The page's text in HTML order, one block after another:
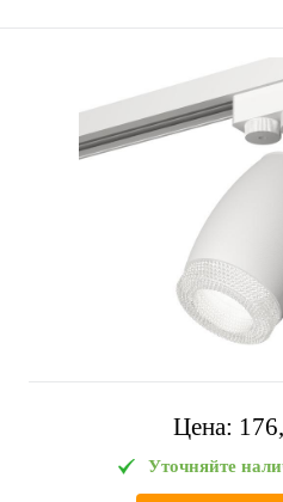
Цена:
Уточняйте